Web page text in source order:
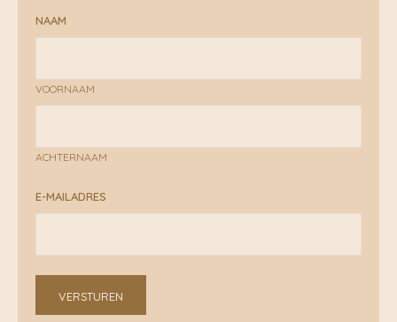
NAAM
VOORNAAM
ACHTERNAAM
E-MAILADRES
VERSTUREN